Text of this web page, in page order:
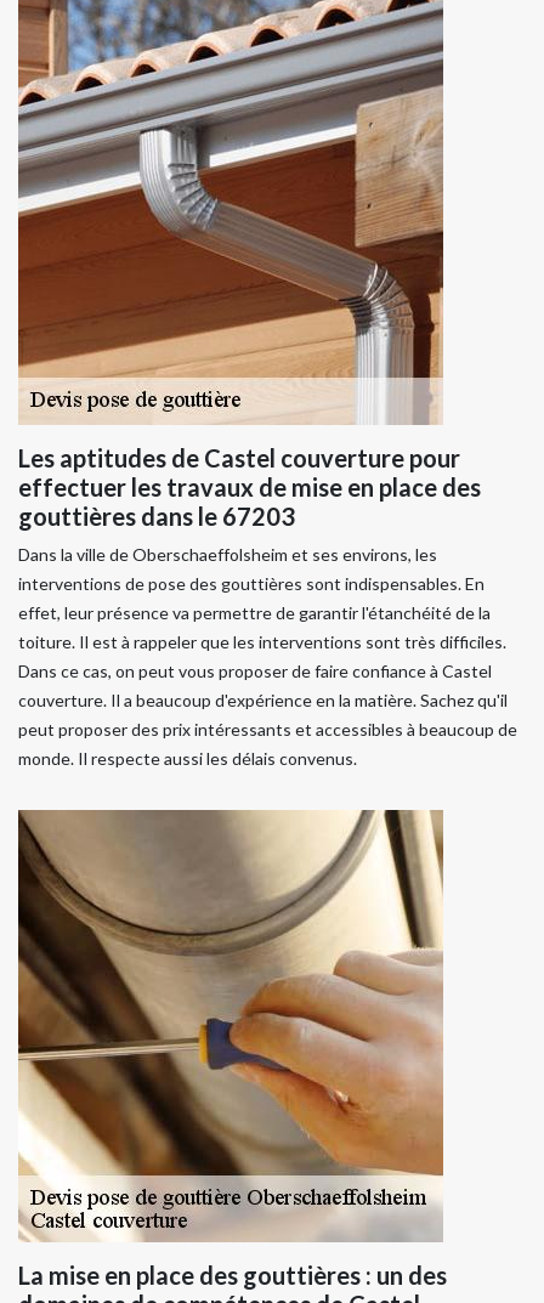
Les aptitudes de Castel couverture pour
effectuer les travaux de mise en place des
gouttières dans le 67203
Dans la ville de Oberschaeffolsheim et ses environs, les
interventions de pose des gouttières sont indispensables. En
effet, leur présence va permettre de garantir l'étanchéité de la
toiture. Il est à rappeler que les interventions sont très difficiles.
Dans ce cas, on peut vous proposer de faire confiance à Castel
couverture. Il a beaucoup d'expérience en la matière. Sachez qu'il
peut proposer des prix intéressants et accessibles à beaucoup de
monde. Il respecte aussi les délais convenus.
La mise en place des gouttières : un des